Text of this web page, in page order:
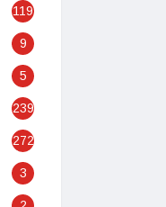
119
9
5
239
272
3